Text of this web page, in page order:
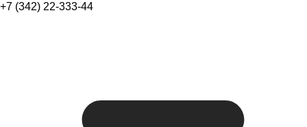
+7 (342) 22-333-44